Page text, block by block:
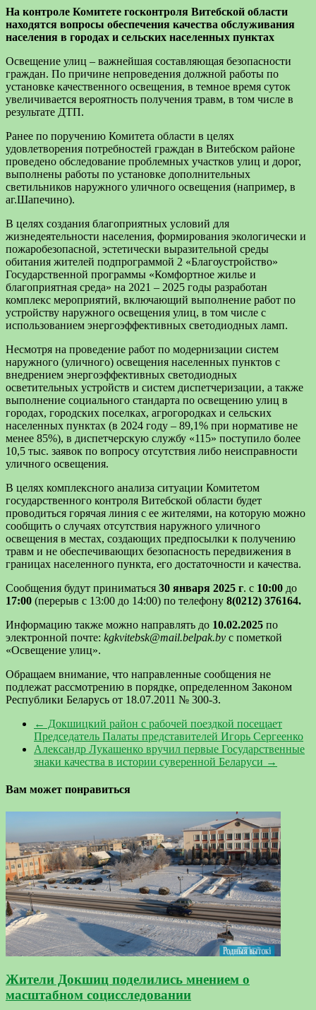
На контроле Комитете госконтроля Витебской области
находятся вопросы обеспечения качества обслуживания
населения в городах и сельских населенных пунктах
Освещение улиц – важнейшая составляющая безопасности
граждан. По причине непроведения должной работы по
установке качественного освещения, в темное время суток
увеличивается вероятность получения травм, в том числе в
результате ДТП.
Ранее по поручению Комитета области в целях
удовлетворения потребностей граждан в Витебском районе
проведено обследование проблемных участков улиц и дорог,
выполнены работы по установке дополнительных
светильников наружного уличного освещения (например, в
аг.Шапечино).
В целях создания благоприятных условий для
жизнедеятельности населения, формирования экологически и
пожаробезопасной, эстетически выразительной среды
обитания жителей подпрограммой 2 «Благоустройство»
Государственной программы «Комфортное жилье и
благоприятная среда» на 2021 – 2025 годы разработан
комплекс мероприятий, включающий выполнение работ по
устройству наружного освещения улиц, в том числе с
использованием энергоэффективных светодиодных ламп.
Несмотря на проведение работ по модернизации систем
наружного (уличного) освещения населенных пунктов с
внедрением энергоэффективных светодиодных
осветительных устройств и систем диспетчеризации, а также
выполнение социального стандарта по освещению улиц в
городах, городских поселках, агрогородках и сельских
населенных пунктах (в 2024 году – 89,1% при нормативе не
менее 85%), в диспетчерскую службу «115» поступило более
10,5 тыс. заявок по вопросу отсутствия либо неисправности
уличного освещения.
В целях комплексного анализа ситуации Комитетом
государственного контроля Витебской области будет
проводиться горячая линия с ее жителями, на которую можно
сообщить о случаях отсутствия наружного уличного
освещения в местах, создающих предпосылки к получению
травм и не обеспечивающих безопасность передвижения в
границах населенного пункта, его достаточности и качества.
Сообщения будут приниматься 30 января 2025 г. с 10:00 до
17:00 (перерыв с 13:00 до 14:00) по телефону 8(0212) 376164.
Информацию также можно направлять до 10.02.2025 по
электронной почте: kgkvitebsk@mail.belpak.by с пометкой
«Освещение улиц».
Обращаем внимание, что направленные сообщения не
подлежат рассмотрению в порядке, определенном Законом
Республики Беларусь от 18.07.2011 № 300-З.
← Докшицкий район с рабочей поездкой посещает
Председатель Палаты представителей Игорь Сергеенко
Александр Лукашенко вручил первые Государственные
знаки качества в истории суверенной Беларуси →
Вам может понравиться
Жители Докшиц поделились мнением о
масштабном социсследовании